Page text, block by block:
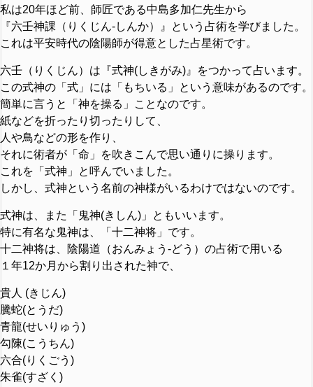
私は20年ほど前、師匠である中島多加仁先生から
『六壬神課（りくじん-しんか）』という占術を学びました。
これは平安時代の陰陽師が得意とした占星術です。
六壬（りくじん）は『式神(しきがみ)』をつかって占います。
この式神の「式」には「もちいる」という意味があるのです。
簡単に言うと「神を操る」ことなのです。
紙などを折ったり切ったりして、
人や鳥などの形を作り、
それに術者が「命」を吹きこんで思い通りに操ります。
これを「式神」と呼んでいました。
しかし、式神という名前の神様がいるわけではないのです。
式神は、また「鬼神(きしん)」ともいいます。
特に有名な鬼神は、「十二神将」です。
十二神将は、陰陽道（おんみょう-どう）の占術で用いる
１年12か月から割り出された神で、
貴人 (きじん)
騰蛇(とうだ)
青龍(せいりゅう)
勾陳(こうちん)
六合(りくごう)
朱雀(すざく)